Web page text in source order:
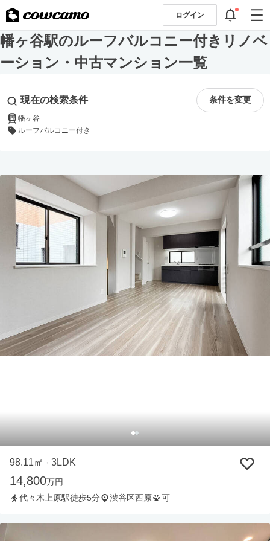
ログイン
幡ヶ谷駅のルーフバルコニー付きリノベ
ーション・中古マンション一覧
現在の検索条件 条件を変更
幡ヶ谷
ルーフバルコニー付き
98.11㎡ ・ 3LDK
14,800万円
代々木上原駅徒歩5分
渋谷区西原 可